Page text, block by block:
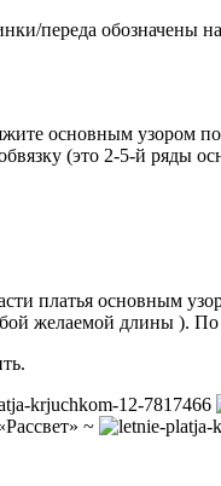
переда обозначены
основным
(это 2-5-й ряды
платья основным
желаемой длины ).
~